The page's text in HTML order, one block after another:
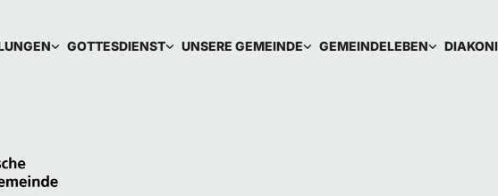
GOTTESDIENST UNSERE GEMEINDE GEMEINDELEBEN